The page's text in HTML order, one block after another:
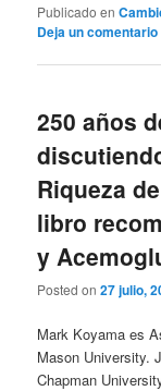
Publicado en
Deja un comentario
250 años
Riqueza
libro
y
Posted on27 julio,
Mark Koyama es
Mason University.
Chapman